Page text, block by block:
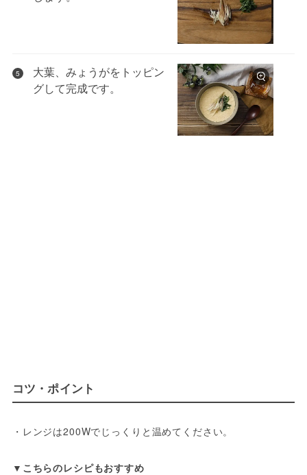
5
大葉、みょうがをトッピン
グして完成です。
コツ・ポイント
・レンジは200Wでじっくりと温めてください。
▼こちらのレシピもおすすめ